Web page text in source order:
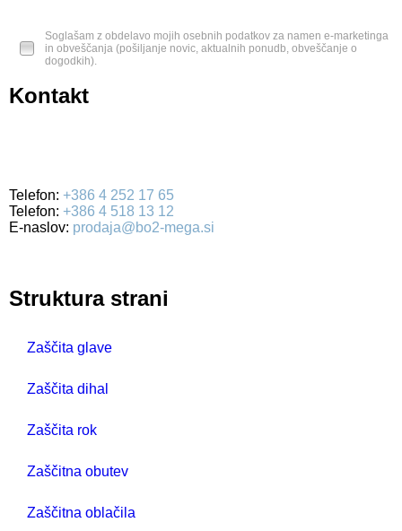
Soglašam z obdelavo mojih osebnih podatkov za namen e-marketinga
in obveščanja (pošiljanje novic, aktualnih ponudb, obveščanje o
dogodkih).
Kontakt
Telefon: +386 4 252 17 65
Telefon: +386 4 518 13 12
E-naslov: prodaja@bo2-mega.si
Struktura strani
Zaščita glave
Zaščita dihal
Zaščita rok
Zaščitna obutev
Zaščitna oblačila